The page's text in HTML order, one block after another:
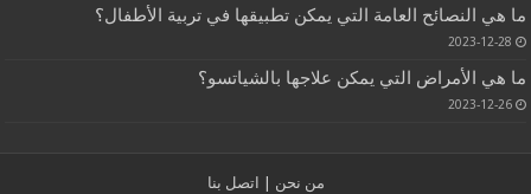
ما هي النصائح العامة التي يمكن تطبيقها في تربية الأطفال؟
2023-12-28
ما هي الأمراض التي يمكن علاجها بالشياتسو؟
2023-12-26
من نحن اتصل بنا